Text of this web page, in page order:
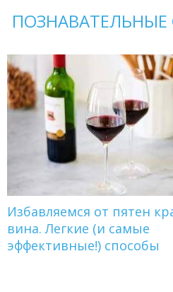
ПОЗНАВАТЕЛЬНЫЕ
Избавляемся от пятен
вина. Легкие (и самые
эффективные!) способы